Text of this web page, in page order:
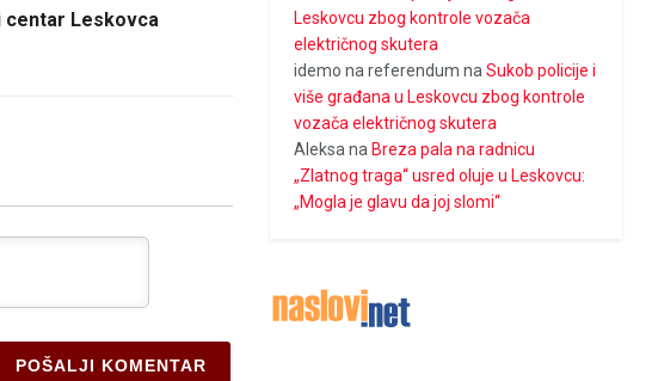
Leskovca
Leskovcu zbog kontrole vozača
električnog skutera
idemo na referendum naSukob policije i
više građana u Leskovcu zbog kontrole
vozača električnog skutera
Aleksa na Breza pala na radnicu
„Zlatnog traga“ usred oluje u Leskovcu:
„Mogla je glavu da joj slomi“